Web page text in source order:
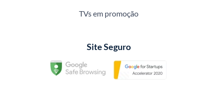
TVs em promoção
Site Seguro